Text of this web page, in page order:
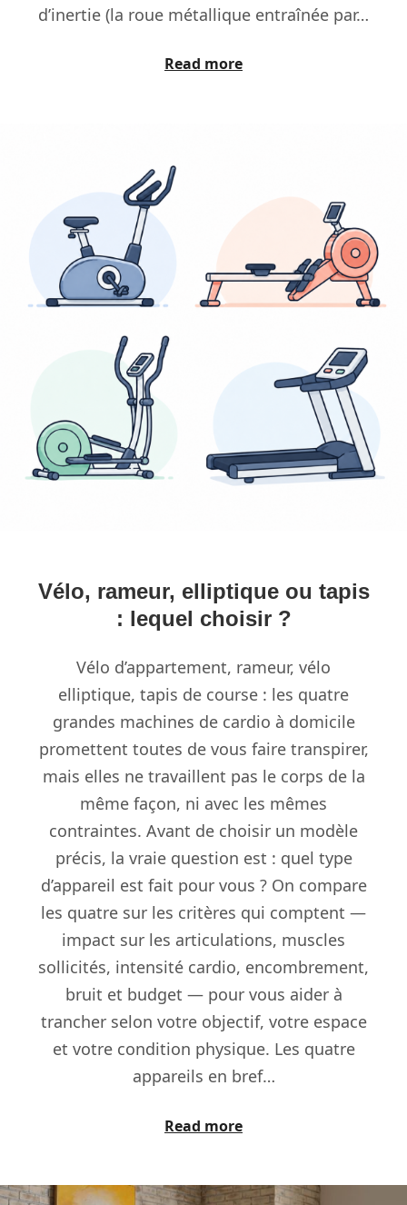
d’inertie (la roue métallique entraînée par…
Read more
Vélo, rameur, elliptique ou tapis
: lequel choisir ?
Vélo d’appartement, rameur, vélo
elliptique, tapis de course : les quatre
grandes machines de cardio à domicile
promettent toutes de vous faire transpirer,
mais elles ne travaillent pas le corps de la
même façon, ni avec les mêmes
contraintes. Avant de choisir un modèle
précis, la vraie question est : quel type
d’appareil est fait pour vous ? On compare
les quatre sur les critères qui comptent —
impact sur les articulations, muscles
sollicités, intensité cardio, encombrement,
bruit et budget — pour vous aider à
trancher selon votre objectif, votre espace
et votre condition physique. Les quatre
appareils en bref…
Read more